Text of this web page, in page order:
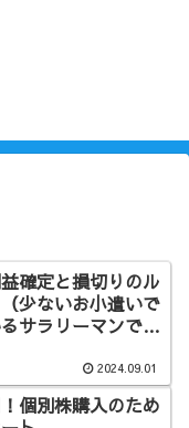
確定と損切りのル
少ないお小遣いで
サラリーマンで
2024.09.01
個別株購入のため